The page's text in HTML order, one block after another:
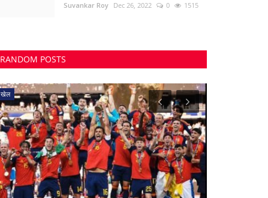
Suvankar Roy Dec 26, 2022 0 1515
RANDOM POSTS
खेल